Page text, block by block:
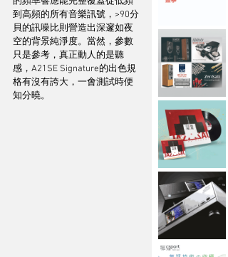
到高頻的所有音樂訊號，>90分
貝的訊噪比則營造出深邃如夜
空的背景純淨度。當然，參數
只是參考，真正動人的是聽
感，A21SE Signature的出色規
格有沒有誇大，一會測試時便
知分曉。